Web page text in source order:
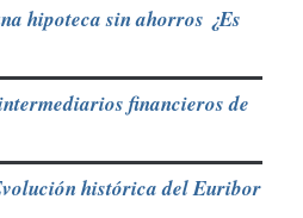
hipoteca sin ahorros ¿Es
financieros de
histórica del Euribor